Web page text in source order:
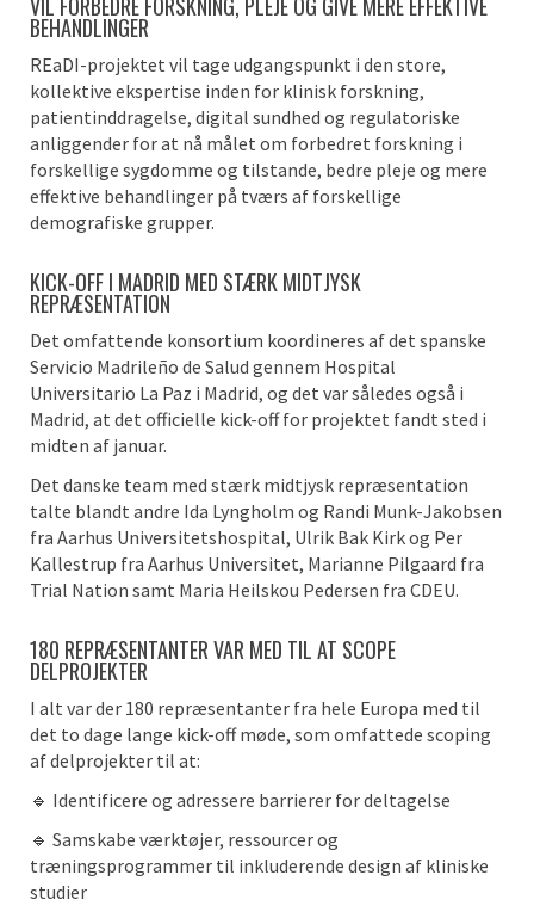
VIL FORBEDRE FORSKNING, PLEJE OG GIVE MERE EFFEKTIVE
BEHANDLINGER
REaDI-projektet vil tage udgangspunkt i den store,
kollektive ekspertise inden for klinisk forskning,
patientinddragelse, digital sundhed og regulatoriske
anliggender for at nå målet om forbedret forskning i
forskellige sygdomme og tilstande, bedre pleje og mere
effektive behandlinger på tværs af forskellige
demografiske grupper.
KICK-OFF I MADRID MED STÆRK MIDTJYSK
REPRÆSENTATION
Det omfattende konsortium koordineres af det spanske
Servicio Madrileño de Salud gennem Hospital
Universitario La Paz i Madrid, og det var således også i
Madrid, at det officielle kick-off for projektet fandt sted i
midten af januar.
Det danske team med stærk midtjysk repræsentation
talte blandt andre Ida Lyngholm og Randi Munk-Jakobsen
fra Aarhus Universitetshospital, Ulrik Bak Kirk og Per
Kallestrup fra Aarhus Universitet, Marianne Pilgaard fra
Trial Nation samt Maria Heilskou Pedersen fra CDEU.
180 REPRÆSENTANTER VAR MED TIL AT SCOPE
DELPROJEKTER
I alt var der 180 repræsentanter fra hele Europa med til
det to dage lange kick-off møde, som omfattede scoping
af delprojekter til at:
🔹 Identificere og adressere barrierer for deltagelse
🔹 Samskabe værktøjer, ressourcer og
træningsprogrammer til inkluderende design af kliniske
studier